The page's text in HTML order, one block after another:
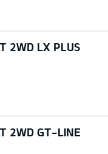
2WD LX PLUS
2WD GT-LINE